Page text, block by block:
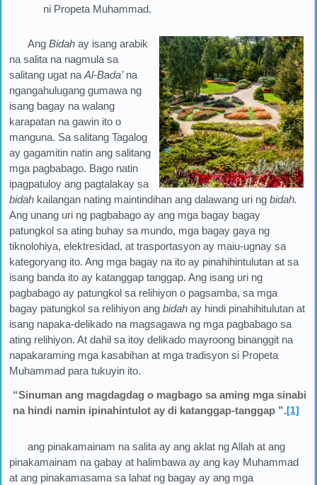
ni Propeta Muhammad.
AngBidah ay isang arabik
na salita na nagmula sa
salitang ugat na Al-Bada’na
ngangahulugang gumawa ng
isang bagay na walang
karapatan na gawin ito o
manguna. Sa salitang Tagalog
ay gagamitin natin ang salitang
mga pagbabago. Bago natin
ipagpatuloy ang pagtalakay sa
bidah kailangan nating maintindihan ang dalawang uri ng bidah.
Ang unang uri ng pagbabago ay ang mga bagay bagay
patungkol sa ating buhay sa mundo, mga bagay gaya ng
tiknolohiya, elektresidad, at trasportasyon ay maiu-ugnay sa
kategoryang ito. Ang mga bagay na ito ay pinahihintulutan at sa
isang banda ito ay katanggap tanggap. Ang isang uri ng
pagbabago ay patungkol sa relihiyon o pagsamba, sa mga
bagay patungkol sa relihiyon ang bidah ay hindi pinahihitulutan at
isang napaka-delikado na magsagawa ng mga pagbabago sa
ating relihiyon. At dahil sa itoy delikado mayroong binanggit na
napakaraming mga kasabihan at mga tradisyon si Propeta
Muhammad para tukuyin ito.
“Sinuman ang magdagdag o magbago sa aming mga sinabi
na hindi namin ipinahintulot ay di katanggap-tanggap ”.[1]
ang pinakamainam na salita ay ang aklat ng Allah at ang
pinakamainam na gabay at halimbawa ay ang kay Muhammad
at ang pinakamasama sa lahat ng bagay ay ang mga